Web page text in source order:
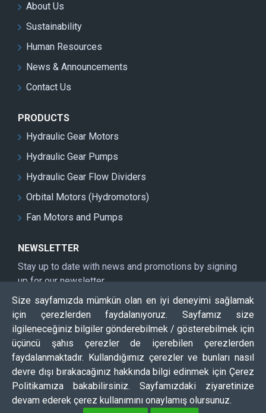
About Us
Sustainability
Human Resources
News & Announcements
Contact Us
PRODUCTS
Hydraulic Gear Motors
Hydraulic Gear Pumps
Hydraulic Gear Flow Dividers
Orbital Motors (Hydromotors)
Fan Motors and Pumps
NEWSLETTER
Stay up to date with news and promotions by signing
up for our newsletter
Send
CAPTCHA
Please complete the captcha validation below
Size sayfamızda mümkün olan en iyi deneyimi sağlamak
için çerezlerden faydalanıyoruz. Sayfamız size
ilgileneceğiniz bilgiler gönderebilmek / gösterebilmek için
üçüncü şahıs çerezler de içerebilen çerezlerden
faydalanmaktadır. Kullandığımız çerezler ve bunları nasıl
devre dışı bırakacağınız hakkında bilgi edinmek için Çerez
Politikamıza bakabilirsiniz. Sayfamızdaki ziyaretinize
devam ederek çerez kullanımını onaylamış olursunuz.